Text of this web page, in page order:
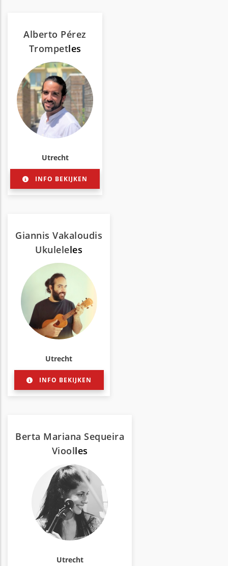
Alberto Pérez
Trompetles
Utrecht
INFO BEKIJKEN
Giannis Vakaloudis
Ukuleleles
Utrecht
INFO BEKIJKEN
Berta Mariana Sequeira
Vioolles
Utrecht